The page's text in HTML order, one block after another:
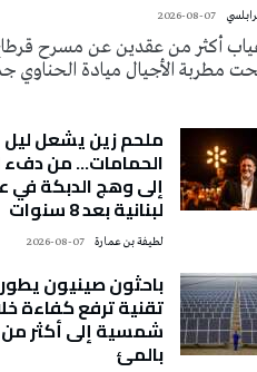
2026-08-07
أكثر من عقدين عن مسرح
مطربة الأجيال ميادة الحناوي
ملحم زين يشعل ليل
الحمامات… من دفء
إلى وهج الدبكة في
لبنانية بعد 8 سنوات
لطيفة بن عمارة 2026-08-07
باحثون صينيون
تقنية ترفع كفاءة
بالمئ